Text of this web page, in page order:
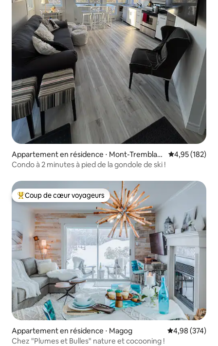
Appartement en résidence ⋅ Mont-Tremblan
t
Évaluation
4,95 (182)
Condo à 2 minutes à pied de la gondole de ski !
Coups de cœur voyageurs les plus appréciés
Coup de cœur voyageurs
Appartement en résidence ⋅ Magog Évaluation
4,98 (374)
Chez "Plumes et Bulles" nature et cocooning !